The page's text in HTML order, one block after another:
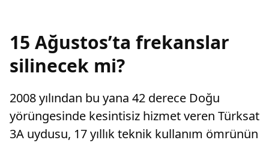
15 Ağustos’ta frekanslar
silinecek mi?
2008 yılından bu yana 42 derece Doğu
yörüngesinde kesintisiz hizmet veren Türksat
3A uydusu, 17 yıllık teknik kullanım ömrünün